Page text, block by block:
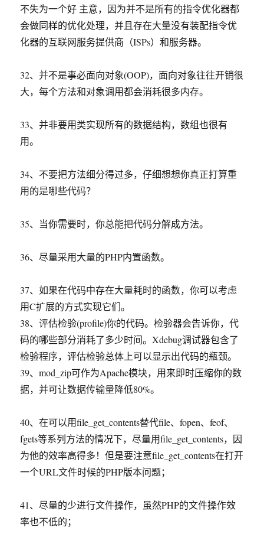
不失为一个好 主意，因为并不是所有的指令优化器都
会做同样的优化处理，并且存在大量没有装配指令优
化器的互联网服务提供商（ISPs）和服务器。
32、并不是事必面向对象(OOP)，面向对象往往开销很
大，每个方法和对象调用都会消耗很多内存。
33、并非要用类实现所有的数据结构，数组也很有
用。
34、不要把方法细分得过多，仔细想想你真正打算重
用的是哪些代码？
35、当你需要时，你总能把代码分解成方法。
36、尽量采用大量的PHP内置函数。
37、如果在代码中存在大量耗时的函数，你可以考虑
用C扩展的方式实现它们。
38、评估检验(profile)你的代码。检验器会告诉你，代
码的哪些部分消耗了多少时间。Xdebug调试器包含了
检验程序，评估检验总体上可以显示出代码的瓶颈。
39、mod_zip可作为Apache模块，用来即时压缩你的数
据，并可让数据传输量降低80%。
40、在可以用file_get_contents替代file、fopen、feof、
fgets等系列方法的情况下，尽量用file_get_contents，因
为他的效率高得多！但是要注意file_get_contents在打开
一个URL文件时候的PHP版本问题；
41、尽量的少进行文件操作，虽然PHP的文件操作效
率也不低的；